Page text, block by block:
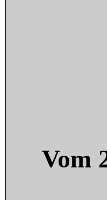
Vom